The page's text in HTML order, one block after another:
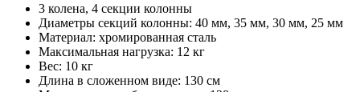
3 колена, 4 секции колонны
Диаметры секций колонны: 40 мм, 35 мм, 30 мм, 25 мм
Материал: хромированная сталь
Максимальная нагрузка: 12 кг
Вес: 10 кг
Длина в сложенном виде: 130 см